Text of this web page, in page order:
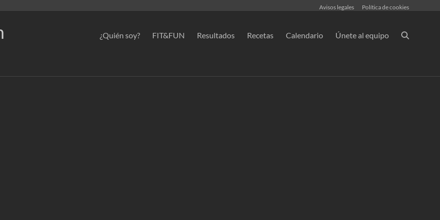
Avisos legales Política de cookies
¿Quién soy? FIT&FUN Resultados Recetas Calendario Únete al equipo